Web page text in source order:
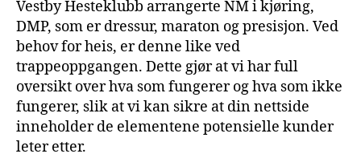
Vestby Hesteklubb arrangerte NM i kjøring,
DMP, som er dressur, maraton og presisjon. Ved
behov for heis, er denne like ved
trappeoppgangen. Dette gjør at vi har full
oversikt over hva som fungerer og hva som ikke
fungerer, slik at vi kan sikre at din nettside
inneholder de elementene potensielle kunder
leter etter.